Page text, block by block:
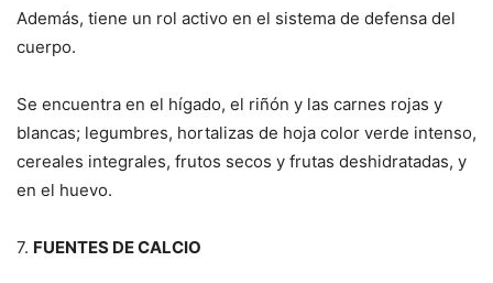
Además, tiene un rol activo en el sistema de defensa del
cuerpo.
Se encuentra en el hígado, el riñón y las carnes rojas y
blancas; legumbres, hortalizas de hoja color verde intenso,
cereales integrales, frutos secos y frutas deshidratadas, y
en el huevo.
7. FUENTES DE CALCIO